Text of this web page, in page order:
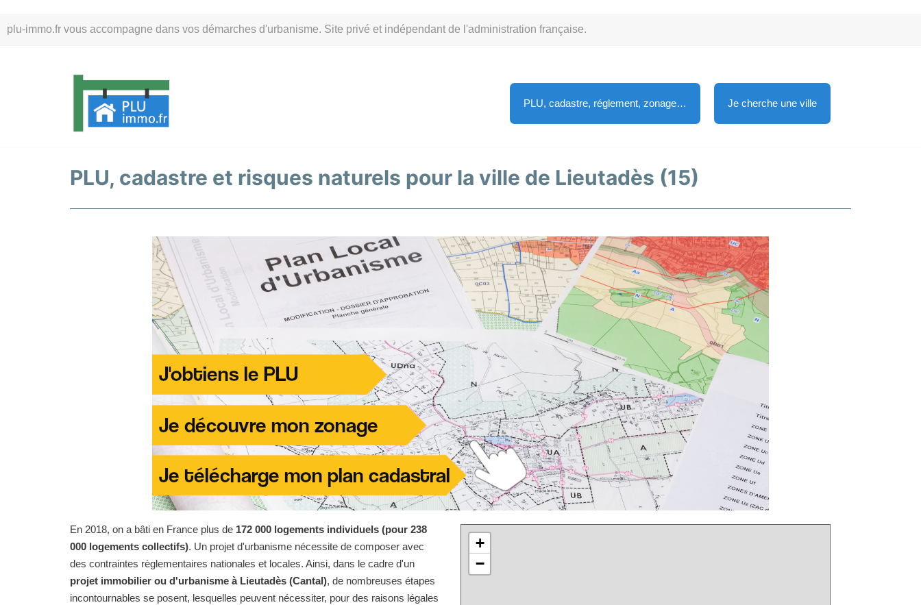
plu-immo.fr vous accompagne dans vos démarches d'urbanisme. Site privé et indépendant de l'administration française.
au
PLU, cadastre, réglement, zonage… Je cherche une ville
PLU, cadastre et risques naturels pour la ville de Lieutadès (15)
En 2018, on a bâti en France plus de 172 000 logements individuels (pour 238
000 logements collectifs). Un projet d'urbanisme nécessite de composer avec
des contraintes règlementaires nationales et locales. Ainsi, dans le cadre d'un
projet immobilier ou d'urbanisme à Lieutadès (Cantal), de nombreuses étapes
incontournables se posent, lesquelles peuvent nécessiter, pour des raisons légales
+
−